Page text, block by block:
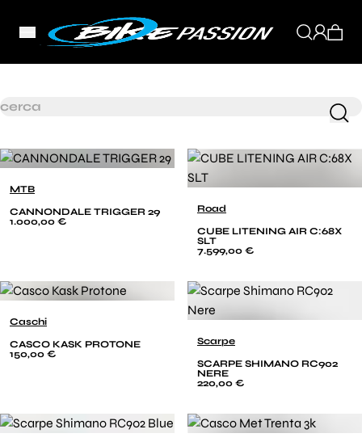
MTB
CANNONDALE TRIGGER 29
1.000,00 €
Road
CUBE LITENING AIR C:68X
SLT
7.599,00 €
Caschi
CASCO KASK PROTONE
150,00 €
Scarpe
SCARPE SHIMANO RC902
NERE
220,00 €